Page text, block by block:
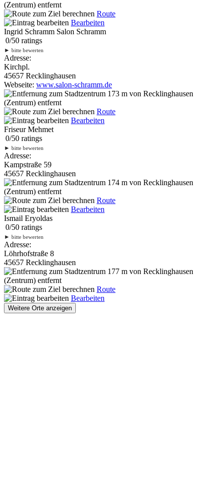
(Zentrum) entfernt
Route
Bearbeiten
Ingrid Schramm Salon Schramm
0/50 ratings
► bitte bewerten
Adresse:
Kirchpl.
45657 Recklinghausen
Webseite: www.salon-schramm.de
173 m von Recklinghausen
(Zentrum) entfernt
Route
Bearbeiten
Friseur Mehmet
0/50 ratings
► bitte bewerten
Adresse:
Kampstraße 59
45657 Recklinghausen
174 m von Recklinghausen
(Zentrum) entfernt
Route
Bearbeiten
Ismail Eryoldas
0/50 ratings
► bitte bewerten
Adresse:
Löhrhofstraße 8
45657 Recklinghausen
177 m von Recklinghausen
(Zentrum) entfernt
Route
Bearbeiten
Weitere Orte anzeigen